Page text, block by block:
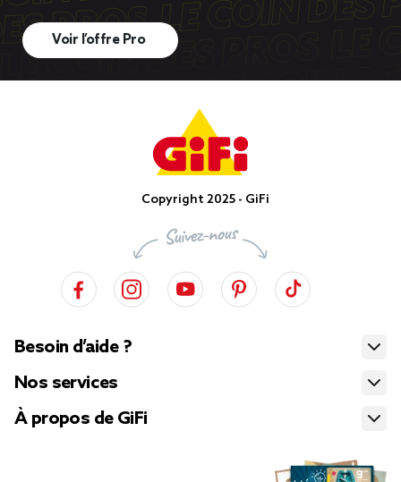
Voir l’offre Pro
Copyright 2025 - GiFi
Besoin d’aide ?
Nos services
À propos de GiFi